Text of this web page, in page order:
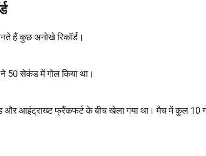
हैं कुछ अनोखे रिकॉर्ड।
50 सेकंड में गोल किया था।
और आइंट्राख्ट फ्रैंकफर्ट के बीच खेला गया था। मैच में कुल 10